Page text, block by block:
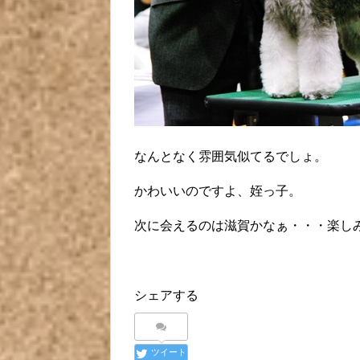
なんとなく雰囲気似てるでしょ。
かわいいのですよ、姪っ子。
次に会えるのは滋賀かなぁ・・・楽し
シェアする
ツイート